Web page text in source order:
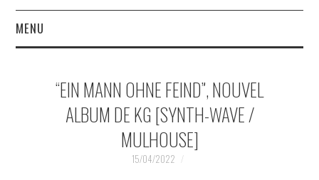
MENU
MUSIQUESACTUELLES.NET
GABBA GABBA HEY !
“EIN MANN OHNE FEIND”, NOUVEL
ALBUM DE KG [SYNTH-WAVE /
MULHOUSE]
15/04/2022